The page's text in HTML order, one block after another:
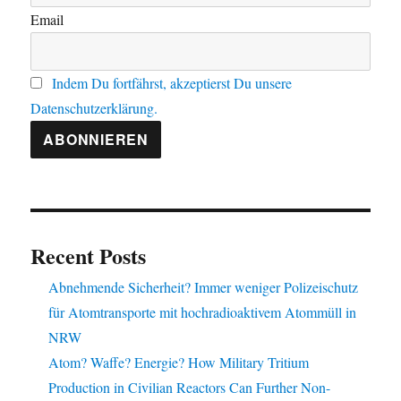
Email
Indem Du fortfährst, akzeptierst Du unsere
Datenschutzerklärung.
Recent Posts
Abnehmende Sicherheit? Immer weniger Polizeischutz
für Atomtransporte mit hochradioaktivem Atommüll in
NRW
Atom? Waffe? Energie? How Military Tritium
Production in Civilian Reactors Can Further Non-